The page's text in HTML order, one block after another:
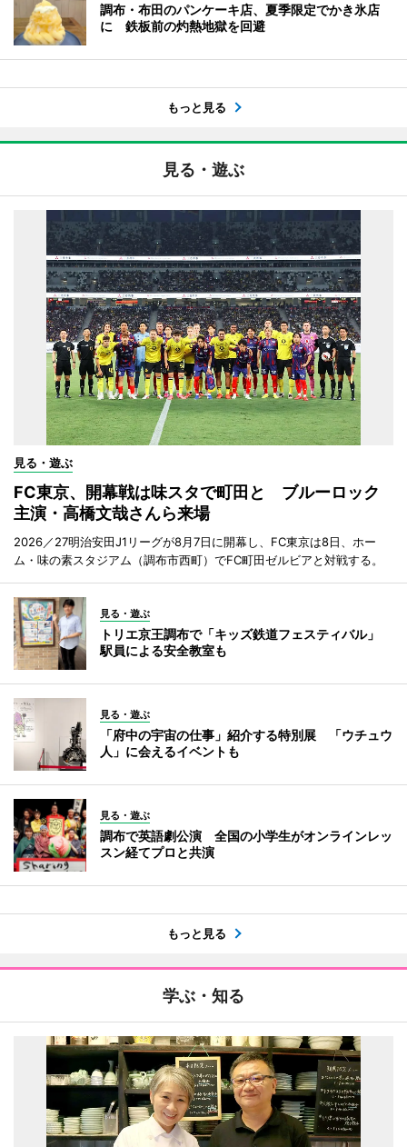
調布・布田のパンケーキ店、夏季限定でかき氷店
に 鉄板前の灼熱地獄を回避
もっと見る
見る・遊ぶ
見る・遊ぶ
FC東京、開幕戦は味スタで町田と ブルーロック
主演・高橋文哉さんら来場
2026／27明治安田J1リーグが8月7日に開幕し、FC東京は8日、ホー
ム・味の素スタジアム（調布市西町）でFC町田ゼルビアと対戦する。
見る・遊ぶ
トリエ京王調布で「キッズ鉄道フェスティバル」
駅員による安全教室も
見る・遊ぶ
「府中の宇宙の仕事」紹介する特別展 「ウチュウ
人」に会えるイベントも
見る・遊ぶ
調布で英語劇公演 全国の小学生がオンラインレッ
スン経てプロと共演
もっと見る
学ぶ・知る